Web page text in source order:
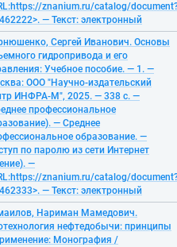
znanium.ru/catalog/
— Текст: электронный
Сергей Иванович. Основы
гидропривода и его
Учебное пособие. — 1. —
ООО "Научно-издательский
ИНФРА-М", 2025. — 338 с. —
профессиональное
— Среднее
образование. —
по паролю из сети Интернет
—
znanium.ru/catalog/
— Текст: электронный
Нариман Мамедович.
нефтедобычи: принципы
Монография /